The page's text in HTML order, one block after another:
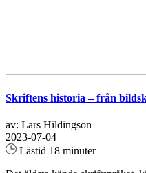
Skriftens historia – från
av: Lars Hildingson
2023-07-04
Lästid 18 minuter